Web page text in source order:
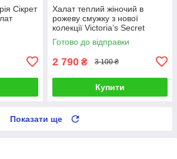
Сікрет
Халат теплий жіночий в
рожеву смужку з нової
колекції Victoria’s Secret
Готово до відправки
2 790 ₴ 3 100 ₴
Купити
Показати ще